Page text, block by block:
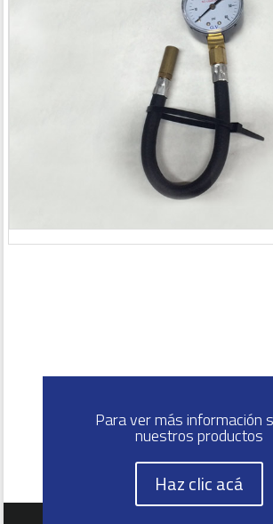
Para ver más información
nuestros productos
Haz clic acá